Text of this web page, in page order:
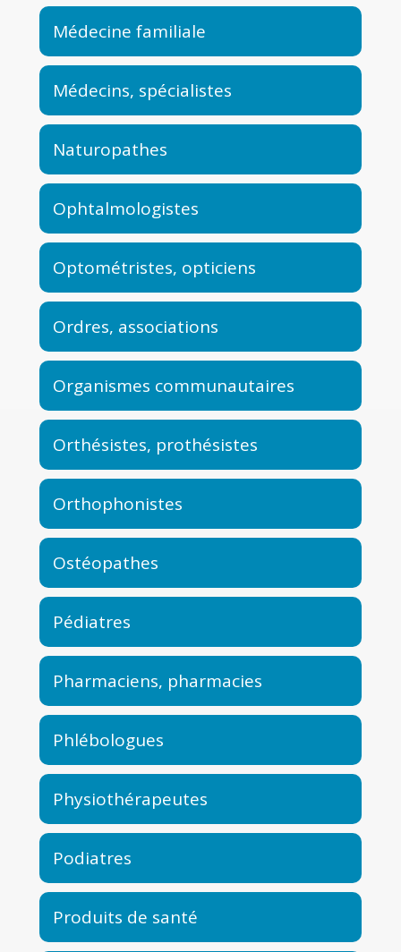
Médecine familiale
Médecins, spécialistes
Naturopathes
Ophtalmologistes
Optométristes, opticiens
Ordres, associations
Organismes communautaires
Orthésistes, prothésistes
Orthophonistes
Ostéopathes
Pédiatres
Pharmaciens, pharmacies
Phlébologues
Physiothérapeutes
Podiatres
Produits de santé